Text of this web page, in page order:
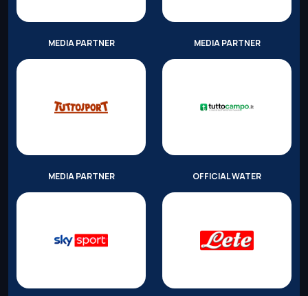
MEDIA PARTNER MEDIA PARTNER
MEDIA PARTNER OFFICIAL WATER